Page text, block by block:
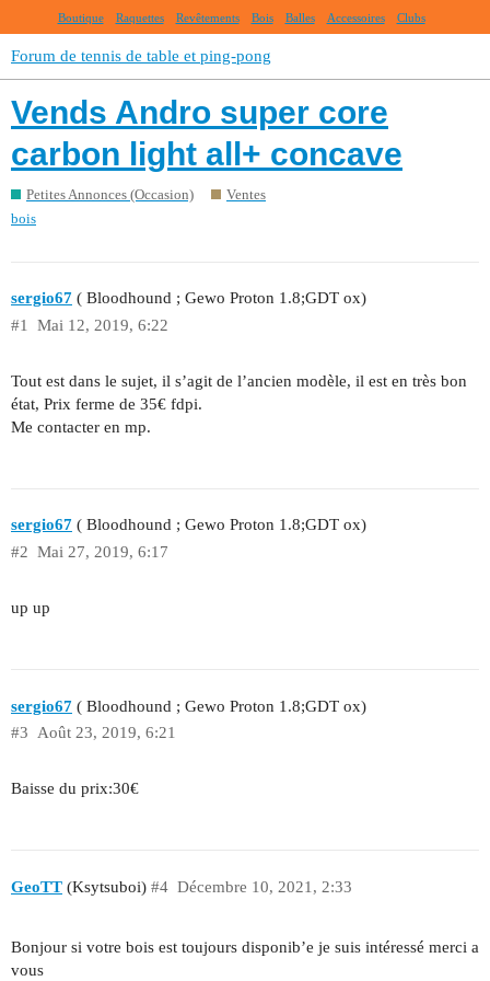
Boutique Raquettes Revêtements Bois Balles Accessoires Clubs
Forum de tennis de table et ping-pong
Vends Andro super core
carbon light all+ concave
Petites Annonces (Occasion)
Ventes
bois
sergio67 ( Bloodhound ; Gewo Proton 1.8;GDT ox)
Mai 12, 2019, 6:22
#1
Tout est dans le sujet, il s’agit de l’ancien modèle, il est en très bon
état, Prix ferme de 35€ fdpi.
Me contacter en mp.
sergio67 ( Bloodhound ; Gewo Proton 1.8;GDT ox)
Mai 27, 2019, 6:17
#2
up up
sergio67 ( Bloodhound ; Gewo Proton 1.8;GDT ox)
Août 23, 2019, 6:21
#3
Baisse du prix:30€
GeoTT (Ksytsuboi) Décembre 10, 2021, 2:33
#4
Bonjour si votre bois est toujours disponib’e je suis intéressé merci a
vous